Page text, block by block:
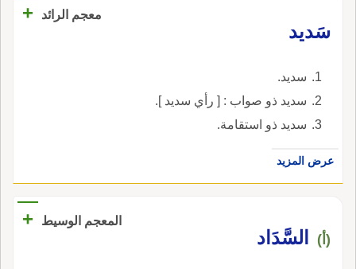
معجم الرائد
+
سَديد
سديد.
سديد ذو صواب : [ رأي سديد ].
سديد ذو استقامة.
عرض المزيد
المعجم الوسيط +
(أ) السَّدَاد